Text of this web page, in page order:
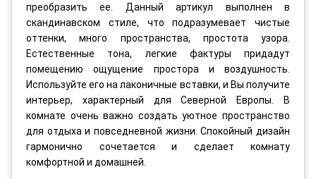
преобразить ее. Данный артикул выполнен в
скандинавском стиле, что подразумевает чистые
оттенки, много пространства, простота узора.
Естественные тона, легкие фактуры придадут
помещению ощущение простора и воздушность.
Используйте его на лаконичные вставки, и Вы получите
интерьер, характерный для Северной Европы. В
комнате очень важно создать уютное пространство
для отдыха и повседневной жизни. Спокойный дизайн
гармонично сочетается и сделает комнату
комфортной и домашней.